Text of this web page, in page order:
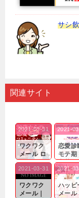
サシ
関連サイト
ワクワク
メール ロ
グイン pc
｜心の底
から真
剣...
2021-03-31
恋愛診
モテ期
老若男
問わ
ず…。
2021-
ワクワク
メール｜
2021-03-31
ハッピ
メール
2021-